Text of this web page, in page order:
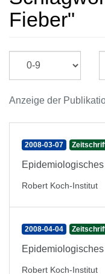
Fieber"
Anzeige der
2008-03-07
Robert Koch-Institut
2008-04-04
Robert Koch-Institut